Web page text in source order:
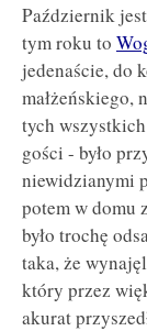
Październik
tym roku to
jedenaście, do
małżeńskiego,
tych
gości - było
niewidzianymi
potem w domu
było trochę
taka, że
który przez
akurat